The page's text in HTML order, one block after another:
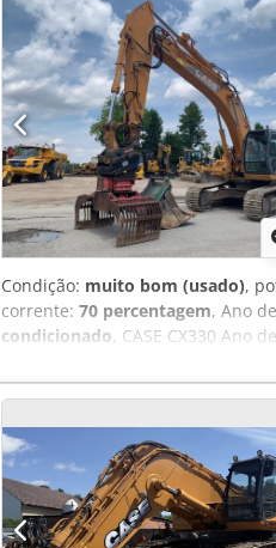
Condição: muito bom (usado),
corrente: 70 percentagem, Ano
condicionado, CASE CX330 Ano
condicionado Rádio Sistema de
Instalação completa para
de largura 1 pinça – funcional,
de vida útil restante Placas de
Dimensões para transporte: 10,8